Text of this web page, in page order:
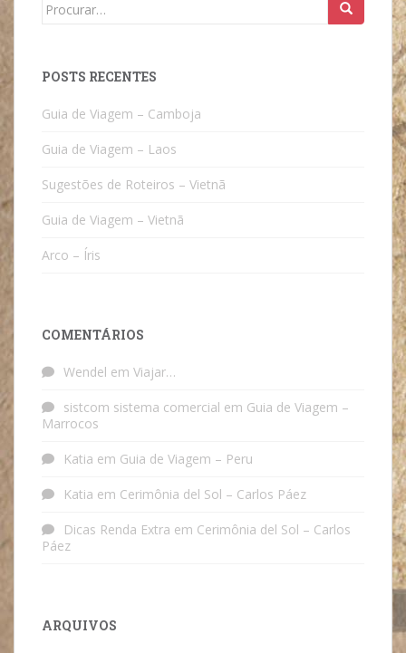
POSTS RECENTES
Guia de Viagem – Camboja
Guia de Viagem – Laos
Sugestões de Roteiros – Vietnã
Guia de Viagem – Vietnã
Arco – Íris
COMENTÁRIOS
Wendel em Viajar…
sistcom sistema comercial em Guia de Viagem –
Marrocos
Katia em Guia de Viagem – Peru
Katia em Cerimônia del Sol – Carlos Páez
Dicas Renda Extra em Cerimônia del Sol – Carlos
Páez
ARQUIVOS